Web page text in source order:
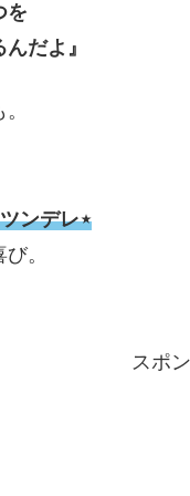
を
だよ』
ンデレ⋆
。
スポ